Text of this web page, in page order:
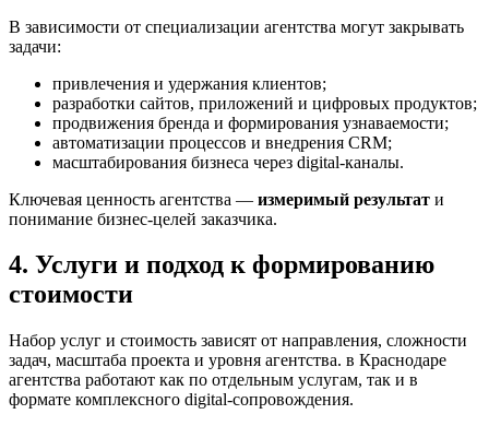
В зависимости от специализации агентства могут закрывать
задачи:
привлечения и удержания клиентов;
разработки сайтов, приложений и цифровых продуктов;
продвижения бренда и формирования узнаваемости;
автоматизации процессов и внедрения CRM;
масштабирования бизнеса через digital-каналы.
Ключевая ценность агентства — измеримый результат и
понимание бизнес-целей заказчика.
4. Услуги и подход к формированию
стоимости
Набор услуг и стоимость зависят от направления, сложности
задач, масштаба проекта и уровня агентства. в Краснодаре
агентства работают как по отдельным услугам, так и в
формате комплексного digital-сопровождения.